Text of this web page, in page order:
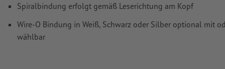
Wie lege ich Druckdaten richtig an?
Spiralbindung erfolgt gemäß Leserichtung am Kopf
Wire-O Bindung in Weiß, Schwarz oder Silber optional mit
wählbar